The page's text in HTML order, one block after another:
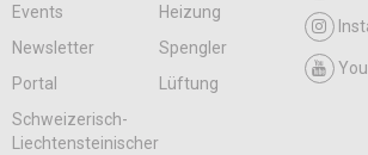
Events
Heizung
Newsletter
Spengler
Portal
Lüftung
Schweizerisch-
Liechtensteinischer